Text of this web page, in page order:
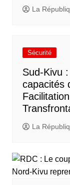
La
Sécurité
Sud-Kivu
capacités
La